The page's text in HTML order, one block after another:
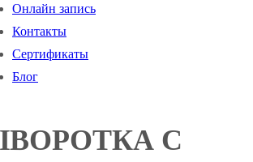
Онлайн запись
Контакты
Сертификаты
Блог
С